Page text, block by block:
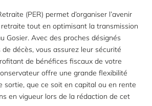
(PER) permet d’organiser l’avenir
tout en optimisant la transmission
Gosier. Avec des proches désignés
décès, vous assurez leur sécurité
de bénéfices fiscaux de votre
offre une grande flexibilité
sortie, que ce soit en capital ou en rente
en vigueur lors de la rédaction de cet